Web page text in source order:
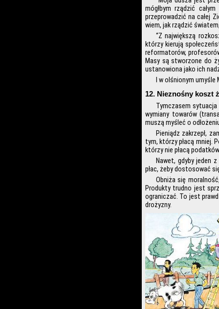
mógłbym rządzić
przeprowadzić na całej
wiem, jak rządzić
“Z największą
którzy kierują
reformatorów,
Masy są stworzone do
ustanowiona jako ich
I w olśnionym
12. Nieznośny koszt
Tymczasem sytuacja
wymiany towarów
muszą myśleć o
Pieniądz zakrzepł,
tym, którzy płacą mniej.
którzy nie płacą
Nawet, gdyby jeden
płac, żeby dostosować
Obniża się
Produkty trudno jest
ograniczać. To jest
drożyzny.